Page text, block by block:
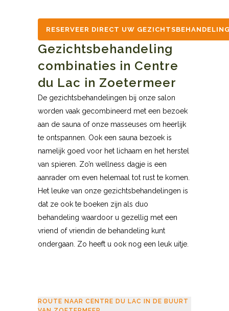
RESERVEER DIRECT UW
Gezichtsbehandeling
combinaties in Centre
du Lac in Zoetermeer
De gezichtsbehandelingen bij onze salon
worden vaak gecombineerd met een bezoek
aan de sauna of onze masseuses om heerlijk
te ontspannen. Ook een sauna bezoek is
namelijk goed voor het lichaam en het herstel
van spieren. Zo’n wellness dagje is een
aanrader om even helemaal tot rust te komen.
Het leuke van onze gezichtsbehandelingen is
dat ze ook te boeken zijn als duo
behandeling waardoor u gezellig met een
vriend of vriendin de behandeling kunt
ondergaan. Zo heeft u ook nog een leuk uitje.
ROUTE NAAR CENTRE DU LAC IN DE BUURT